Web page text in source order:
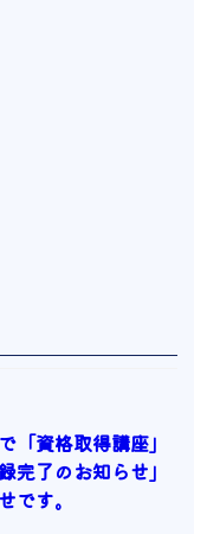
「資格取得講座」
完了のお知らせ」
です。